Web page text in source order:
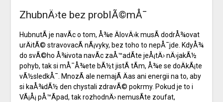
ZhubnÄ›te bez problÃ©mÅ¯
HubnutÃ­ je navÃ­c o tom, Å¾e ÄlovÄ›k musÃ­ dodrÅ¾ovat
urÄitÃ© stravovacÃ­ nÃ¡vyky, bez toho to nepÅ¯jde. KdyÅ¾
do svÃ©ho Å¾ivota navÃ­c zaÅ™adÃ­te jeÅ¡tÄ› nÄ›jakÃ½
pohyb, tak si mÅ¯Å¾ete bÃ½t jistÃ­ tÃ­m, Å¾e se doÄkÃ¡te
vÃ½sledkÅ¯. MnozÃ­ ale nemajÃ­ Äas ani energii na to, aby
si kaÅ¾dÃ½ den chystali zdravÃ© pokrmy. Pokud je to i
VÃ¡Å¡ pÅ™Ã­pad, tak rozhodnÄ› nemusÃ­te zoufat,